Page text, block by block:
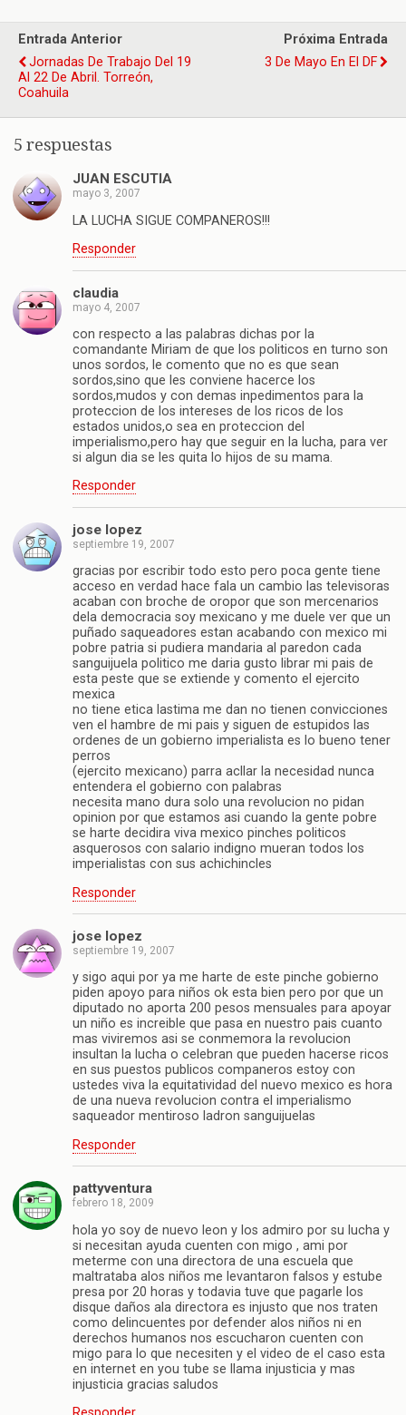
Entrada Anterior
Jornadas De Trabajo Del 19
Al 22 De Abril. Torreón,
Coahuila
Próxima Entrada
3 De Mayo En El DF
5 respuestas
JUAN ESCUTIA
mayo 3, 2007
LA LUCHA SIGUE COMPANEROS!!!
Responder
claudia
mayo 4, 2007
con respecto a las palabras dichas por la
comandante Miriam de que los politicos en turno son
unos sordos, le comento que no es que sean
sordos,sino que les conviene hacerce los
sordos,mudos y con demas inpedimentos para la
proteccion de los intereses de los ricos de los
estados unidos,o sea en proteccion del
imperialismo,pero hay que seguir en la lucha, para ver
si algun dia se les quita lo hijos de su mama.
Responder
jose lopez
septiembre 19, 2007
gracias por escribir todo esto pero poca gente tiene
acceso en verdad hace fala un cambio las televisoras
acaban con broche de oropor que son mercenarios
dela democracia soy mexicano y me duele ver que un
puñado saqueadores estan acabando con mexico mi
pobre patria si pudiera mandaria al paredon cada
sanguijuela politico me daria gusto librar mi pais de
esta peste que se extiende y comento el ejercito
mexica
no tiene etica lastima me dan no tienen convicciones
ven el hambre de mi pais y siguen de estupidos las
ordenes de un gobierno imperialista es lo bueno tener
perros
(ejercito mexicano) parra acllar la necesidad nunca
entendera el gobierno con palabras
necesita mano dura solo una revolucion no pidan
opinion por que estamos asi cuando la gente pobre
se harte decidira viva mexico pinches politicos
asquerosos con salario indigno mueran todos los
imperialistas con sus achichincles
Responder
jose lopez
septiembre 19, 2007
y sigo aqui por ya me harte de este pinche gobierno
piden apoyo para niños ok esta bien pero por que un
diputado no aporta 200 pesos mensuales para apoyar
un niño es increible que pasa en nuestro pais cuanto
mas viviremos asi se conmemora la revolucion
insultan la lucha o celebran que pueden hacerse ricos
en sus puestos publicos companeros estoy con
ustedes viva la equitatividad del nuevo mexico es hora
de una nueva revolucion contra el imperialismo
saqueador mentiroso ladron sanguijuelas
Responder
pattyventura
febrero 18, 2009
hola yo soy de nuevo leon y los admiro por su lucha y
si necesitan ayuda cuenten con migo , ami por
meterme con una directora de una escuela que
maltrataba alos niños me levantaron falsos y estube
presa por 20 horas y todavia tuve que pagarle los
disque daños ala directora es injusto que nos traten
como delincuentes por defender alos niños ni en
derechos humanos nos escucharon cuenten con
migo para lo que necesiten y el video de el caso esta
en internet en you tube se llama injusticia y mas
injusticia gracias saludos